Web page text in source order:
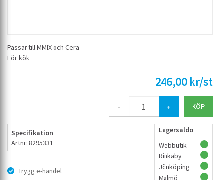
Passar till MMIX och Cera
För kök
246,00 kr/st
- +
Specifikation
Artnr: 8295331
Trygg e-handel
Lagersaldo
Webbutik
Rinkaby
Jönköping
Malmö